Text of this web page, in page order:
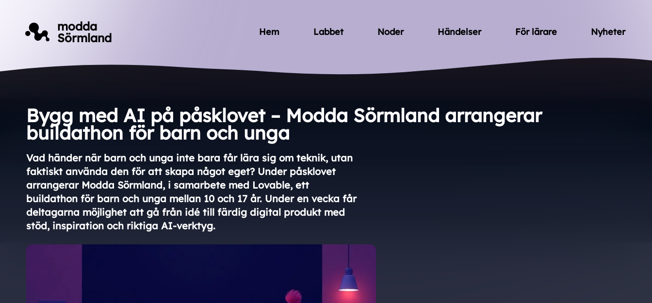
modda
Sörmland
Hem Labbet Noder Händelser För lärare Nyheter
Bygg med AI på påsklovet – Modda Sörmland arrangerar
buildathon för barn och unga
Vad händer när barn och unga inte bara får lära sig om teknik, utan
faktiskt använda den för att skapa något eget? Under påsklovet
arrangerar Modda Sörmland, i samarbete med Lovable, ett
buildathon för barn och unga mellan 10 och 17 år. Under en vecka får
deltagarna möjlighet att gå från idé till färdig digital produkt med
stöd, inspiration och riktiga AI-verktyg.